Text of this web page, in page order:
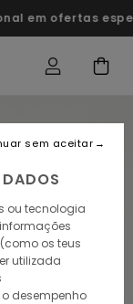
ofertas especiais
ou tecnologia
os teus
utilizada
desempenho
sem aceitar